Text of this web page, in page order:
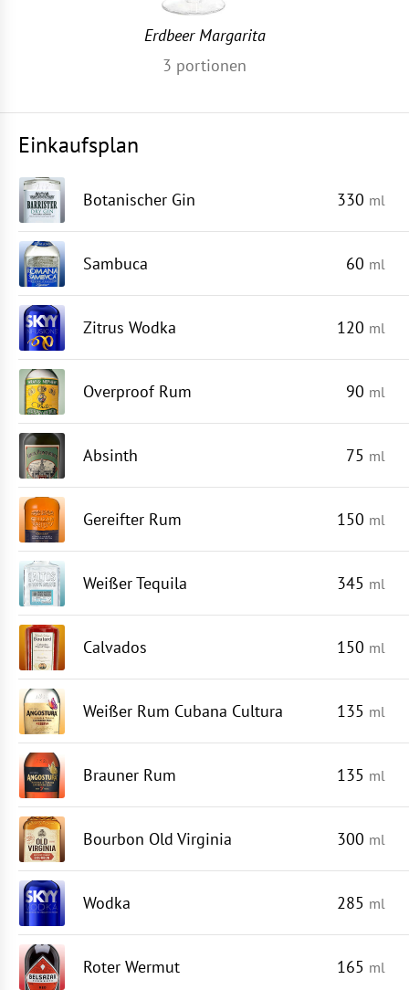
Erdbeer Margarita
3 portionen
Einkaufsplan
Botanischer Gin 330 ml
Sambuca 60 ml
Zitrus Wodka 120 ml
Overproof Rum 90 ml
Absinth 75 ml
Gereifter Rum 150 ml
Weißer Tequila 345 ml
Calvados 150 ml
Weißer Rum Cubana Cultura 135 ml
Brauner Rum 135 ml
Bourbon Old Virginia 300 ml
Wodka 285 ml
Roter Wermut 165 ml